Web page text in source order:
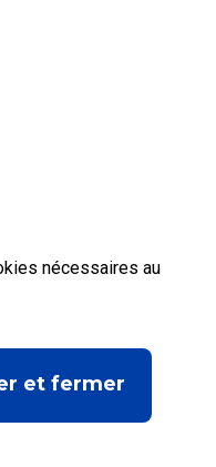
nécessaires au
et fermer
personnelles et cookies